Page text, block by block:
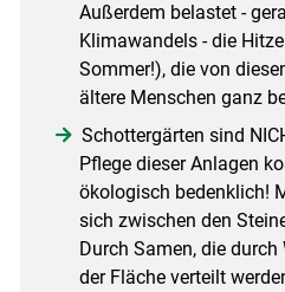
Außerdem belastet -
Klimawandels - die
Sommer!), die von
ältere Menschen ganz
Schottergärten sind
Pflege dieser Anlagen
ökologisch bedenklich!
sich zwischen den
Durch Samen, die
der Fläche verteilt